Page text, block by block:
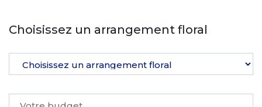
Choisissez un arrangement floral